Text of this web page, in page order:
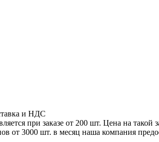
и НДС
при заказе от 200 шт. Цена на такой
от 3000 шт. в месяц наша компания